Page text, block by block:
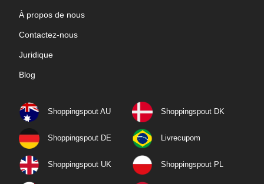
À propos de nous
Contactez-nous
Juridique
Blog
Shoppingspout AU Shoppingspout DK
Shoppingspout DE Livrecupom
Shoppingspout UK Shoppingspout PL